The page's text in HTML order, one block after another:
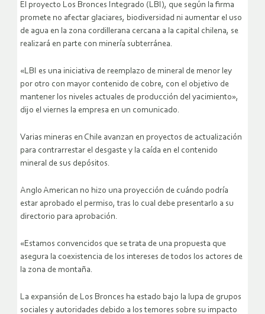
El proyecto Los Bronces Integrado (LBI), que según la firma
promete no afectar glaciares, biodiversidad ni aumentar el uso
de agua en la zona cordillerana cercana a la capital chilena, se
realizará en parte con minería subterránea.
«LBI es una iniciativa de reemplazo de mineral de menor ley
por otro con mayor contenido de cobre, con el objetivo de
mantener los niveles actuales de producción del yacimiento»,
dijo el viernes la empresa en un comunicado.
Varias mineras en Chile avanzan en proyectos de actualización
para contrarrestar el desgaste y la caída en el contenido
mineral de sus depósitos.
Anglo American no hizo una proyección de cuándo podría
estar aprobado el permiso, tras lo cual debe presentarlo a su
directorio para aprobación.
«Estamos convencidos que se trata de una propuesta que
asegura la coexistencia de los intereses de todos los actores de
la zona de montaña.
La expansión de Los Bronces ha estado bajo la lupa de grupos
sociales y autoridades debido a los temores sobre su impacto